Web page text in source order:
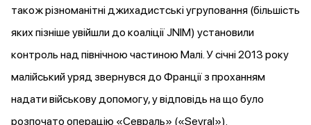
також різноманітні джихадистські угруповання (більшість
яких пізніше увійшли до коаліції JNIM) установили
контроль над північною частиною Малі. У січні 2013 року
малійський уряд звернувсядо Франції з проханням
надати військову допомогу, у відповідь на що було
розпочато операцію «Севраль» («Sevral»).